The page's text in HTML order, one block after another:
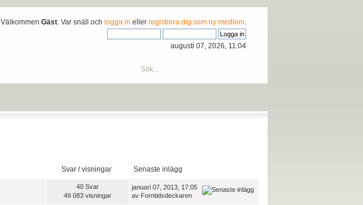
VälkommenGäst . Var snäll ochlogga in ellerregistrera dig som ny medlem
augusti 07, 2026, 11:04
Svar /visningar
Senaste inlägg
40 Svar
49 083 visningar
januari 07, 2013, 17:05
av Forntidsdeckaren